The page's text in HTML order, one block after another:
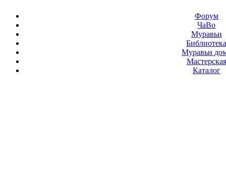
Форум
ЧаВо
Муравьи
Муравьи
Мастерская
Каталог